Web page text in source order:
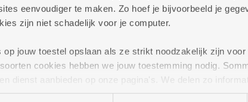
eenvoudiger te maken. Zo hoef je bijvoorbeeld je
zijn niet schadelijk voor je computer.
op jouw toestel opslaan als ze strikt noodzakelijk zijn
cookies hebben we jouw toestemming nodig.
dienst aanbieden op onze pagina's. We delen zo
site voor social media, advertenties en analyse. Deze